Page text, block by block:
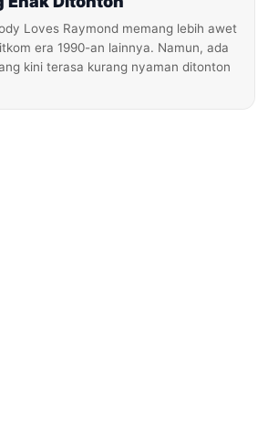
Loves Raymond memang lebih awet
era 1990-an lainnya. Namun, ada
kini terasa kurang nyaman ditonton